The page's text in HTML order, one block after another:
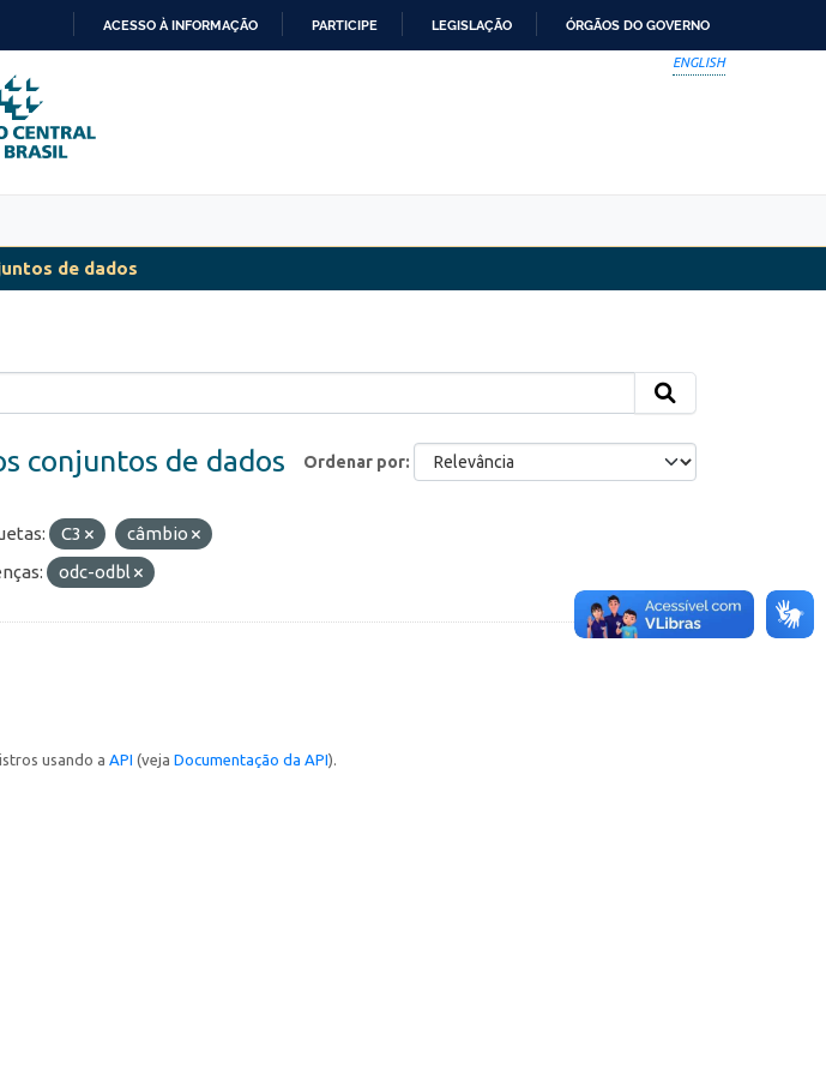
PARA
O
CONTEÚDO
ACESSO À INFORMAÇÃO PARTICIPE LEGISLAÇÃO ÓRGÃOS DO GOVERNO
ENGLISH
de dados
Ordenar por
conjuntos de dados
C3
câmbio
odc-odbl
usando a API (veja Documentação da API).